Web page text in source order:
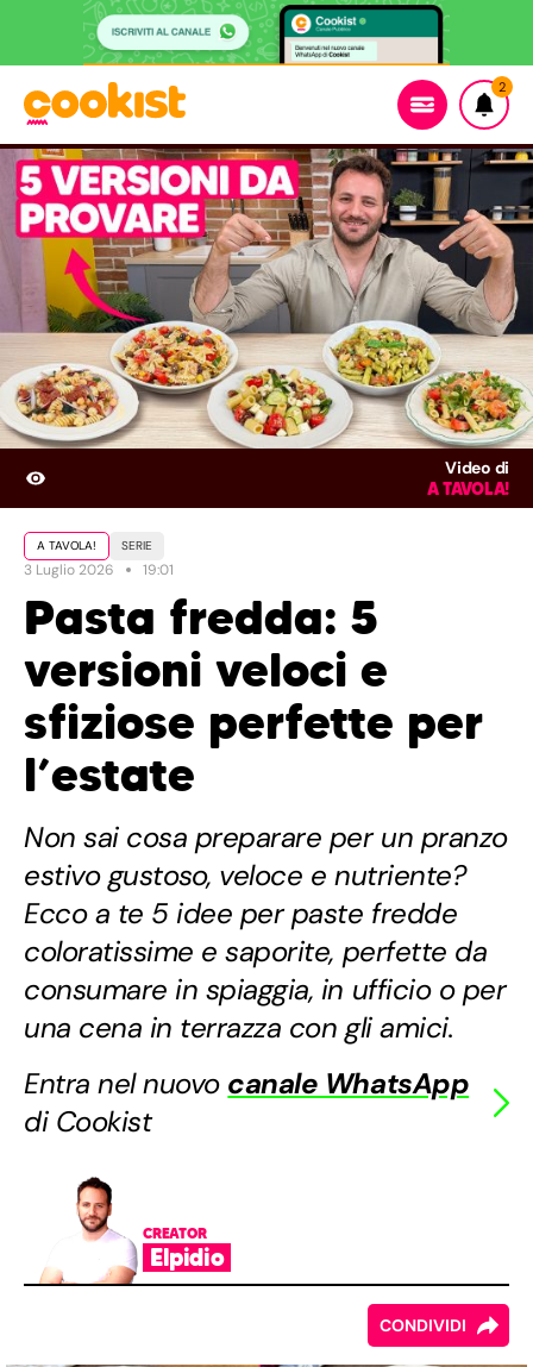
2
Video di
A TAVOLA!
A TAVOLA! SERIE
3 Luglio 2026 19:01
Pasta fredda: 5
versioni veloci e
sfiziose perfette per
l’estate
Non sai cosa preparare per un pranzo
estivo gustoso, veloce e nutriente?
Ecco a te 5 idee per paste fredde
coloratissime e saporite, perfette da
consumare in spiaggia, in ufficio o per
una cena in terrazza con gli amici.
Entra nel nuovo canale WhatsApp
di Cookist
CREATOR
Elpidio
CONDIVIDI